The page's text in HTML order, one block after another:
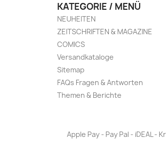
KATEGORIE / MENÜ
NEUHEITEN
ZEITSCHRIFTEN & MAGAZINE
COMICS
Versandkataloge
Sitemap
FAQs Fragen & Antworten
Themen & Berichte
Apple Pay - Pay Pal - iDEAL